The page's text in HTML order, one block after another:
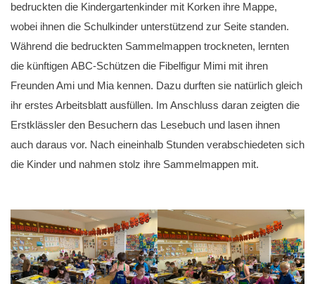
bedruckten die Kindergartenkinder mit Korken ihre Mappe,
wobei ihnen die Schulkinder unterstützend zur Seite standen.
Während die bedruckten Sammelmappen trockneten, lernten
die künftigen ABC-Schützen die Fibelfigur Mimi mit ihren
Freunden Ami und Mia kennen. Dazu durften sie natürlich gleich
ihr erstes Arbeitsblatt ausfüllen. Im Anschluss daran zeigten die
Erstklässler den Besuchern das Lesebuch und lasen ihnen
auch daraus vor. Nach eineinhalb Stunden verabschiedeten sich
die Kinder und nahmen stolz ihre Sammelmappen mit.